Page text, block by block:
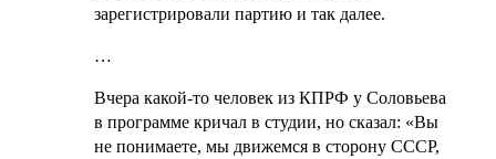
зарегистрировали партию и так далее.
…
Вчера какой-то человек из КПРФ у Соловьева
в программе кричал в студии, но сказал: «Вы
не понимаете, мы движемся в сторону СССР,